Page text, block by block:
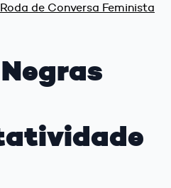
de Conversa Feminista